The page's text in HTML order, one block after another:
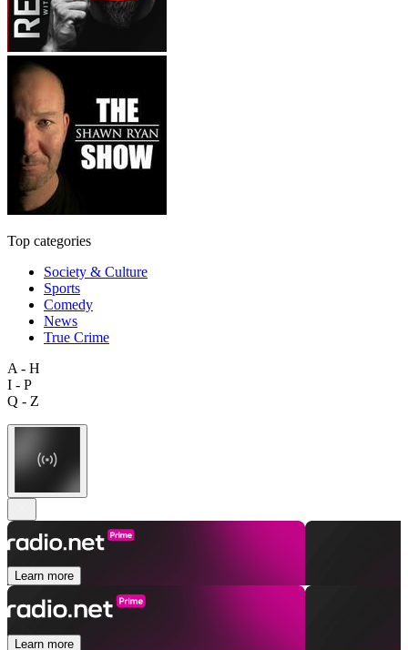
Top categories
Society & Culture
Sports
Comedy
News
True Crime
A - H
I - P
Q - Z
Learn more
Learn more